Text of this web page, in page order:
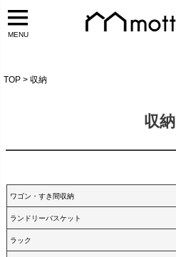
MENU
TOP 収納
収納
ワゴン・すき間収納
ランドリーバスケット
ラック